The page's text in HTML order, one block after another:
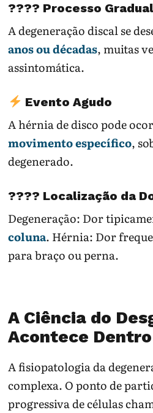
???? Processo Gradual
A degeneração discal se
anos ou décadas, muitas
assintomática.
Evento Agudo
A hérnia de disco pode
movimento específico,
degenerado.
???? Localização da
Degeneração: Dor
coluna. Hérnia: Dor
para braço ou perna.
A Ciência do
Acontece
A fisiopatologia da
complexa. O ponto de
progressiva de células